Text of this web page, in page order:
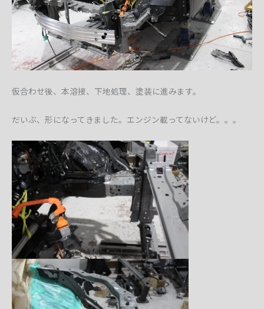
仮合わせ後、本溶接、下地処理、塗装に進みます。
だいぶ、形になってきました。エンジン載ってないけど。。。